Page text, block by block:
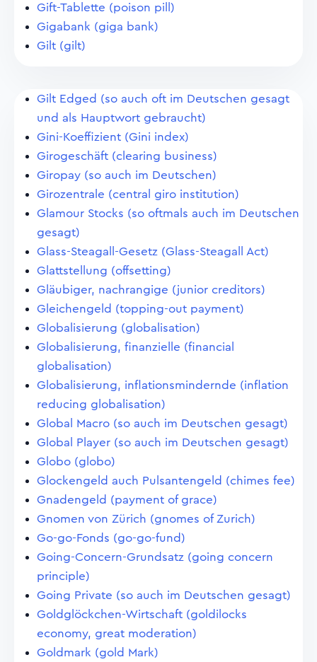
Gift-Tablette (poison pill)
Gigabank (giga bank)
Gilt (gilt)
Gilt Edged (so auch oft im Deutschen gesagt
und als Hauptwort gebraucht)
Gini-Koeffizient (Gini index)
Girogeschäft (clearing business)
Giropay (so auch im Deutschen)
Girozentrale (central giro institution)
Glamour Stocks (so oftmals auch im Deutschen
gesagt)
Glass-Steagall-Gesetz (Glass-Steagall Act)
Glattstellung (offsetting)
Gläubiger, nachrangige (junior creditors)
Gleichengeld (topping-out payment)
Globalisierung (globalisation)
Globalisierung, finanzielle (financial
globalisation)
Globalisierung, inflationsmindernde (inflation
reducing globalisation)
Global Macro (so auch im Deutschen gesagt)
Global Player (so auch im Deutschen gesagt)
Globo (globo)
Glockengeld auch Pulsantengeld (chimes fee)
Gnadengeld (payment of grace)
Gnomen von Zürich (gnomes of Zurich)
Go-go-Fonds (go-go-fund)
Going-Concern-Grundsatz (going concern
principle)
Going Private (so auch im Deutschen gesagt)
Goldglöckchen-Wirtschaft (goldilocks
economy, great moderation)
Goldmark (gold Mark)